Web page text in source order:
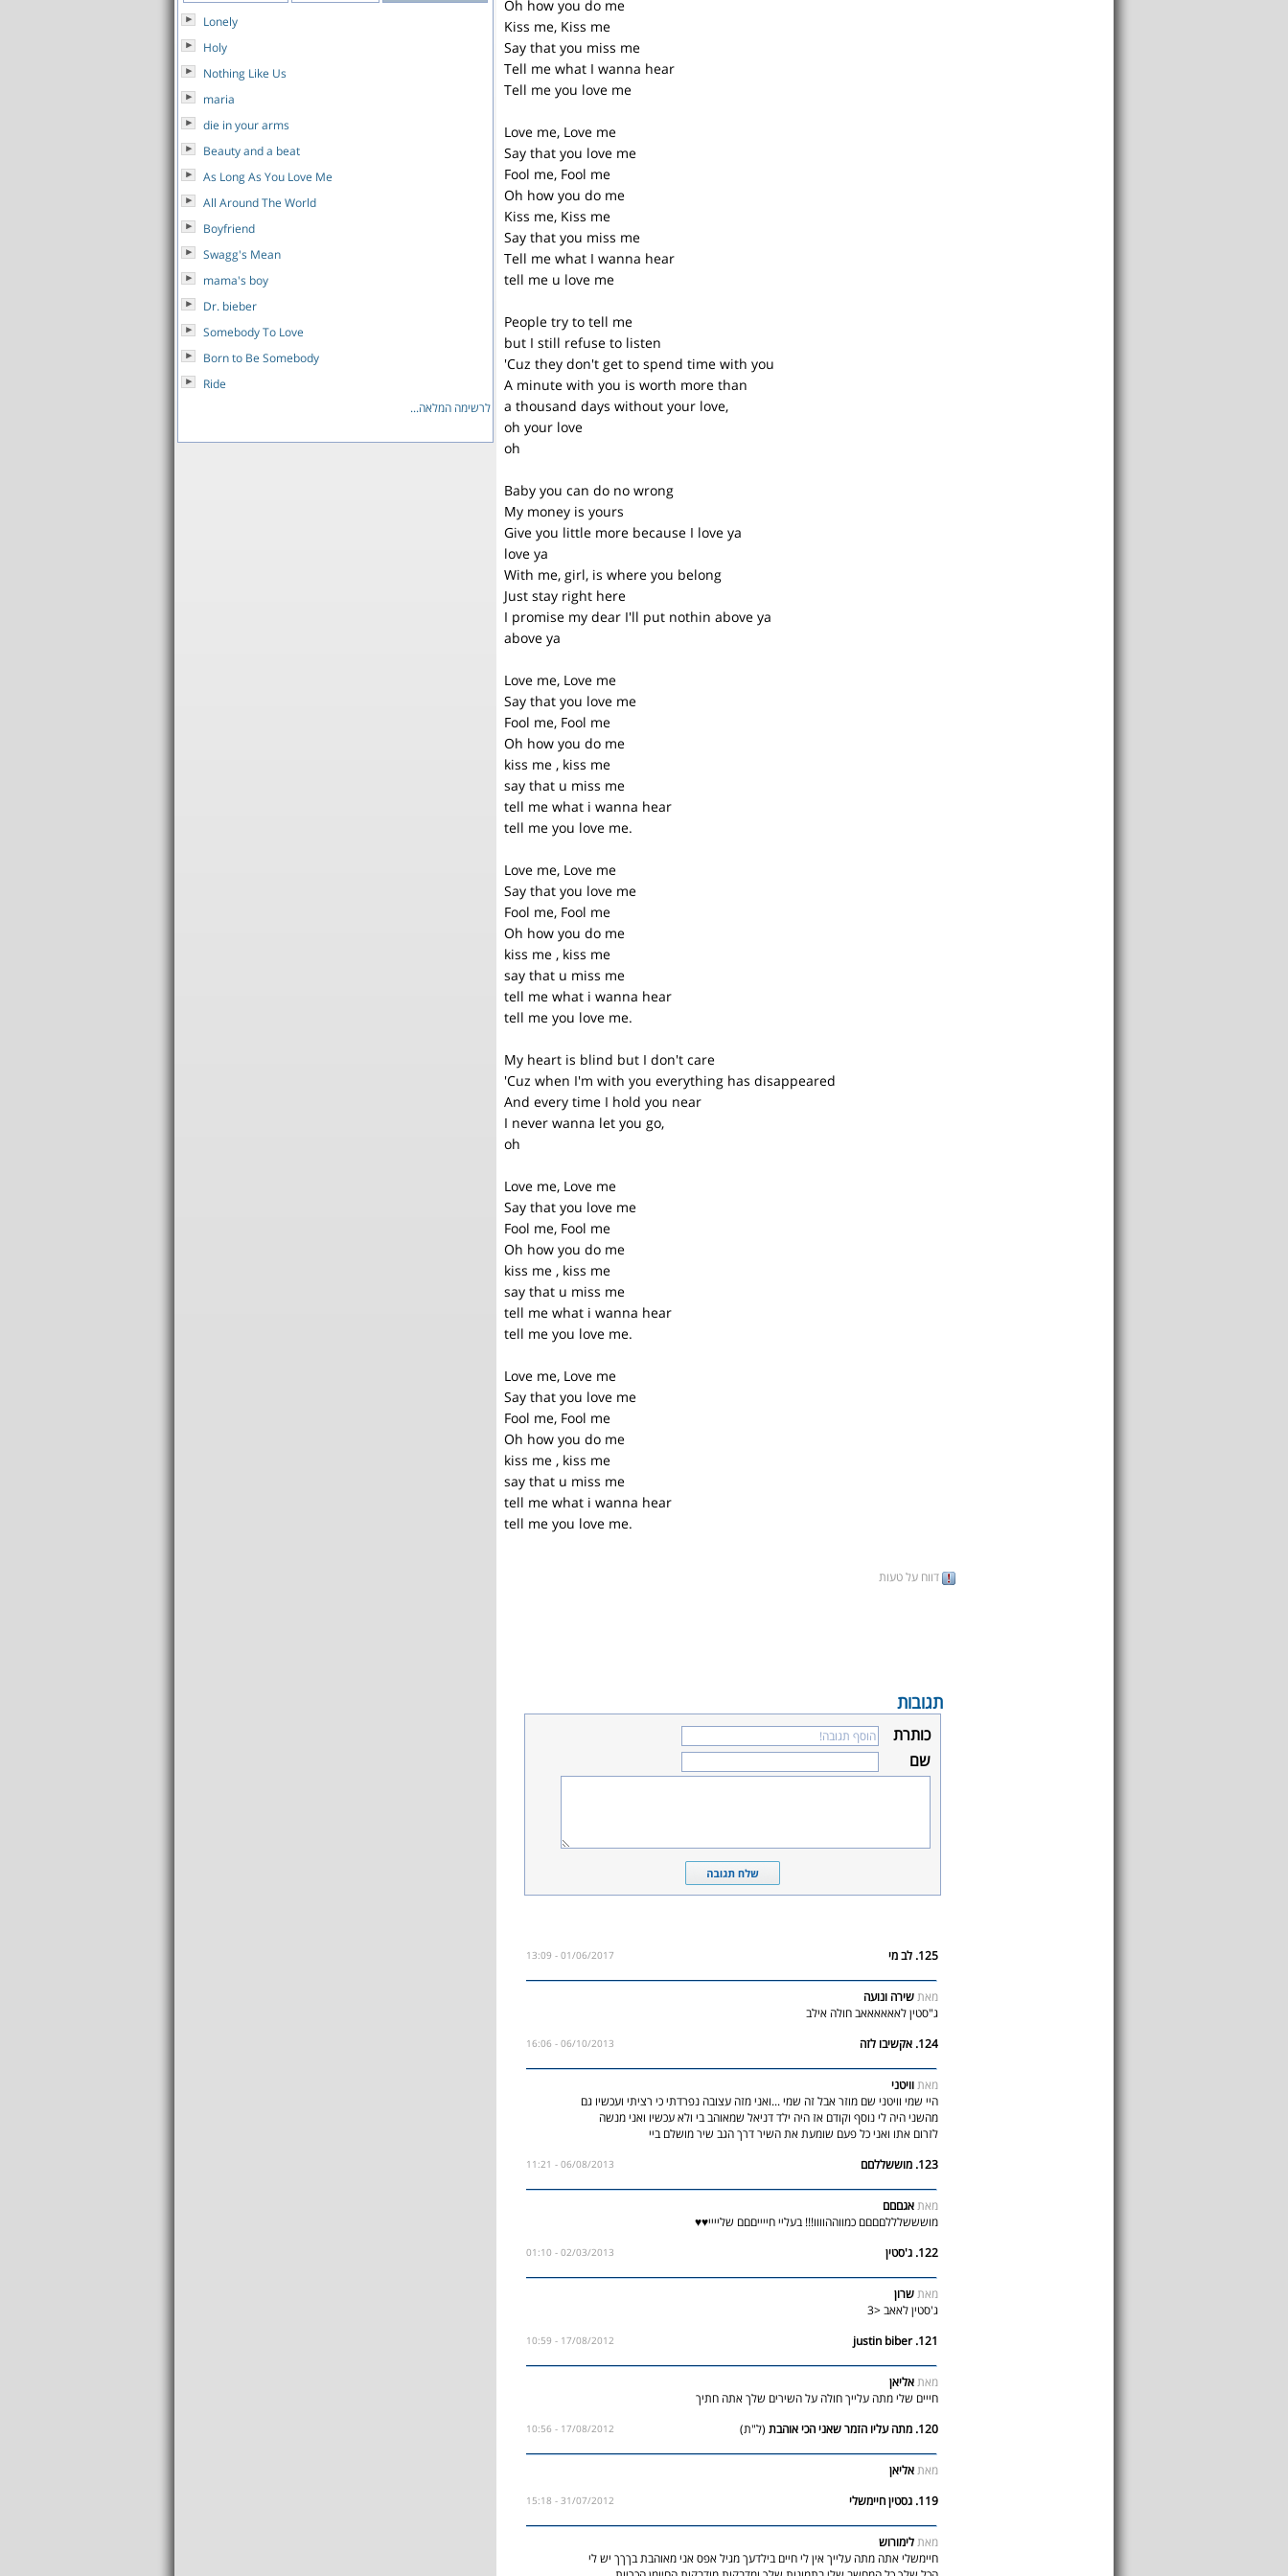
Oh how you do me
Kiss me, Kiss me
Say that you miss me
Tell me what I wanna hear
Tell me you love me
Love me, Love me
Say that you love me
Fool me, Fool me
Oh how you do me
Kiss me, Kiss me
Say that you miss me
Tell me what I wanna hear
tell me u love me
People try to tell me
but I still refuse to listen
'Cuz they don't get to spend time with you
A minute with you is worth more than
a thousand days without your love,
oh your love
oh
Baby you can do no wrong
My money is yours
Give you little more because I love ya
love ya
With me, girl, is where you belong
Just stay right here
I promise my dear I'll put nothin above ya
above ya
Love me, Love me
Say that you love me
Fool me, Fool me
Oh how you do me
kiss me , kiss me
say that u miss me
tell me what i wanna hear
tell me you love me.
Love me, Love me
Say that you love me
Fool me, Fool me
Oh how you do me
kiss me , kiss me
say that u miss me
tell me what i wanna hear
tell me you love me.
My heart is blind but I don't care
'Cuz when I'm with you everything has disappeared
And every time I hold you near
I never wanna let you go,
oh
Love me, Love me
Say that you love me
Fool me, Fool me
Oh how you do me
kiss me , kiss me
say that u miss me
tell me what i wanna hear
tell me you love me.
Love me, Love me
Say that you love me
Fool me, Fool me
Oh how you do me
kiss me , kiss me
say that u miss me
tell me what i wanna hear
tell me you love me.
דווח על טעות
תגובות
כותרת
שם
125. לב מי 01/06/2017 - 13:09
מאתשירה ונועה
ג"סטין לאאאאאאב חולה אילב
124. אקשיבו לזה
06/10/2013 - 16:06
מאתוויטני
היי שמי וויטני שם מוזר אבל זה שמי ...ואני מזה עצובה נפרדתי כי רציתי ועכשיו גם
מהשני היה לי נוסף וקודם אז היה ילד דניאל שמאוהב בי ולא עכשיו ואני מנשה
לזרום אתו ואני כל פעם שומעת את השיר דרך הגב שיר מושלם ביי
123. מוששללםם
06/08/2013 - 11:21
מאתאגםםם
מושששלללםםםם כמווההוווו!!! בעליי חייייםםם שליייי♥♥
122. ג'סטין
02/03/2013 - 01:10
מאתשרון
ג'סטין לאאב <3
121. justin biber
17/08/2012 - 10:59
מאתאליאן
חייים שלי מתה עלייך חולה על השירים שלך אתה חתיך
120. מתה עליו הזמר שאני הכי אוהבת
(ל"ת) 17/08/2012 - 10:56
מאתאליאן
119. גסטין חיימשלי
31/07/2012 - 15:18
מאתלימורוש
חיימשלי אתה מתה עלייך אין לי חיים בילדעך מגיל אפס אני מאוהבת בךךך יש לי
Lonely
Holy
Nothing Like Us
maria
die in your arms
Beauty and a beat
As Long As You Love Me
All Around The World
Boyfriend
Swagg's Mean
mama's boy
Dr. bieber
Somebody To Love
Born to Be Somebody
Ride
לרשימה המלאה...